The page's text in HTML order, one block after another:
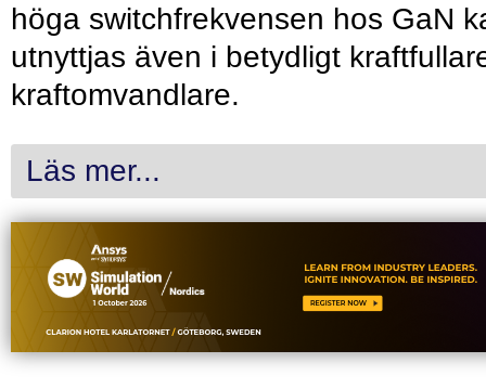
höga switchfrekvensen hos GaN
utnyttjas även i betydligt
kraftomvandlare.
Läs mer...